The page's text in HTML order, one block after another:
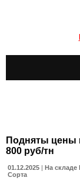
Подняты цены
800 руб/тн
01.12.2025
На складе
Сорта